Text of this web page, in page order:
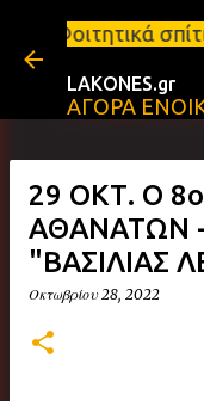
Μετάβαση
προς
LAKONES.gr
ΑΓΟΡΑ
29 ΟΚΤ. O
ΑΘΑΝΑΤΩΝ -
"ΒΑΣΙΛΙΑΣ
Οκτωβρίου 28, 2022